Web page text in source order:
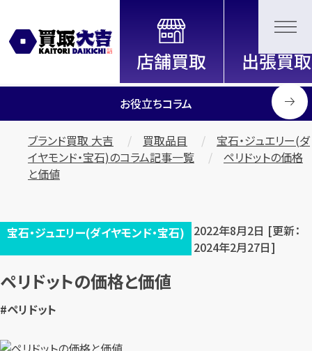
全国2200店舗以上展開中！
信頼と実績の買取専門店「買取大
吉」
お役立ちコラム
ブランド買取 大吉 買取品目
宝石・ジュエリー(ダ
イヤモンド・宝石)のコラム記事一覧
ペリドットの価格
と価値
宝石・ジュエリー(ダイヤモンド・宝石)
2022年8月2日 [更新：
2024年2月27日]
ペリドットの価格と価値
#ペリドット